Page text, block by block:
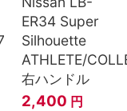
ER34 Super
Silhouette
ATHLETE/
右ハンドル
2,400 円